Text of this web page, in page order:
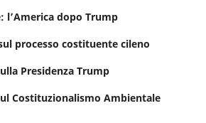
l’America dopo Trump
processo costituente cileno
Presidenza Trump
Costituzionalismo Ambientale